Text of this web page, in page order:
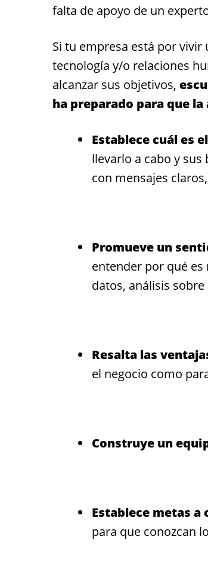
falta de apoyo de un
Si tu empresa está por
tecnología y/o relaciones
alcanzar sus objetivos,
ha preparado para que
Establece cuál es
llevarlo a cabo y
con mensajes
Promueve un
entender por qué es
datos, análisis
Resalta las
el negocio como
Construye un
Establece metas
para que conozcan